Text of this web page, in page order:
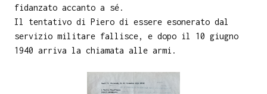
fidanzato accanto a sé.
Il tentativo di Piero di essere esonerato dal
servizio militare fallisce, e dopo il 10 giugno
1940 arriva la chiamata alle armi.